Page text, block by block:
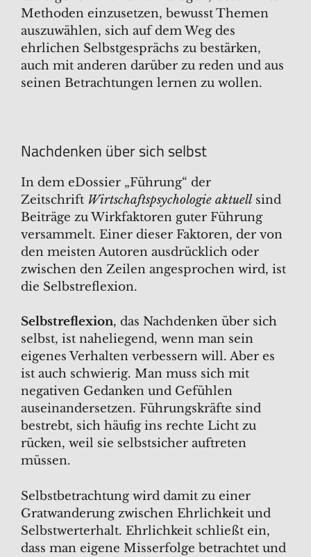
Methoden einzusetzen, bewusst Themen
auszuwählen, sich auf dem Weg des
ehrlichen Selbstgesprächs zu bestärken,
auch mit anderen darüber zu reden und aus
seinen Betrachtungen lernen zu wollen.
Nachdenken über sich selbst
In dem eDossier „Führung“ der
Zeitschrift Wirtschaftspsychologie aktuellsind
Beiträge zu Wirkfaktoren guter Führung
versammelt. Einer dieser Faktoren, der von
den meisten Autoren ausdrücklich oder
zwischen den Zeilen angesprochen wird, ist
die Selbstreflexion.
Selbstreflexion, das Nachdenken über sich
selbst, ist naheliegend, wenn man sein
eigenes Verhalten verbessern will. Aber es
ist auch schwierig. Man muss sich mit
negativen Gedanken und Gefühlen
auseinandersetzen. Führungskräfte sind
bestrebt, sich häufig ins rechte Licht zu
rücken, weil sie selbstsicher auftreten
müssen.
Selbstbetrachtung wird damit zu einer
Gratwanderung zwischen Ehrlichkeit und
Selbstwerterhalt. Ehrlichkeit schließt ein,
dass man eigene Misserfolge betrachtet und